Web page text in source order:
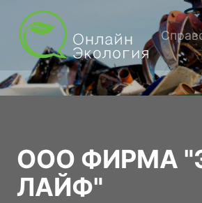
ООО ФИРМА
ЛАЙФ"